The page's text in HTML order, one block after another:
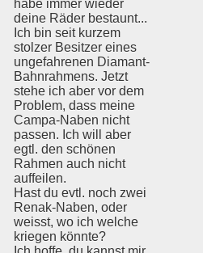
habe immer wieder
deine Räder bestaunt...
Ich bin seit kurzem
stolzer Besitzer eines
ungefahrenen Diamant-
Bahnrahmens. Jetzt
stehe ich aber vor dem
Problem, dass meine
Campa-Naben nicht
passen. Ich will aber
egtl. den schönen
Rahmen auch nicht
auffeilen.
Hast du evtl. noch zwei
Renak-Naben, oder
weisst, wo ich welche
kriegen könnte?